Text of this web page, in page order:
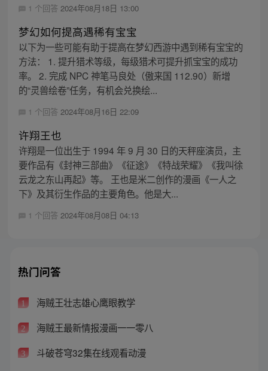
1 个回答 2024年08月18日 13:00
梦幻如何提高遇稀有宝宝
以下为一些可能有助于提高在梦幻西游中遇到稀有宝宝的
方法： 1. 提升猎术等级，每级猎术可提升抓宝宝的成功
率。 2. 完成 NPC 神笔马良处（傲来国 112.90）新增
的“灵兽绘卷”任务，有机会兑换绘...
1 个回答 2024年08月16日 22:09
许翔王也
许翔是一位出生于 1994 年 9 月 30 日的天秤座演员，主
要作品有《封神三部曲》《征途》《特战荣耀》《我叫徐
云龙之东山再起》等。 王也是米二创作的漫画《一人之
下》及其衍生作品的主要角色。他是大...
1 个回答 2024年08月08日 04:13
热门问答
1 海贼王壮志雄心鹰眼教学
2 海贼王最新情报漫画一一零八
3 斗破苍穹32集在线观看动漫